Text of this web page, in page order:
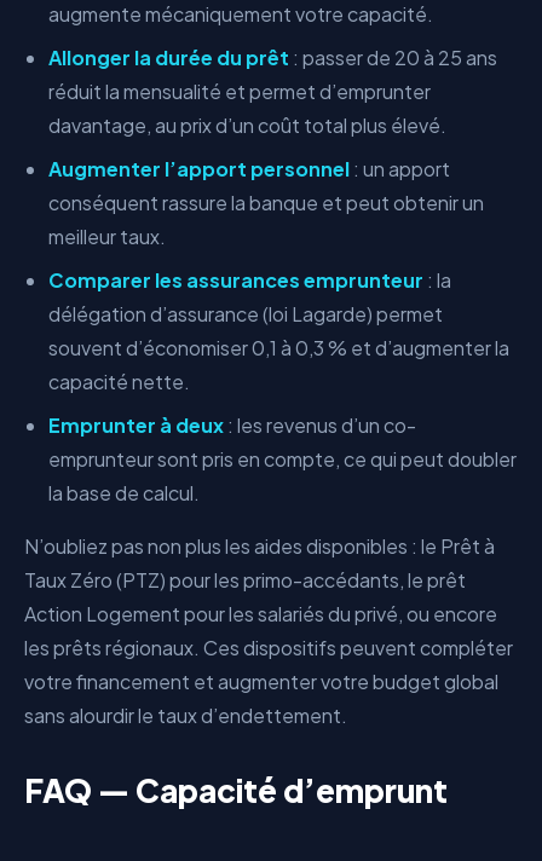
augmente mécaniquement votre capacité.
Allonger la durée du prêt : passer de 20 à 25 ans
réduit la mensualité et permet d’emprunter
davantage, au prix d’un coût total plus élevé.
Augmenter l’apport personnel: un apport
conséquent rassure la banque et peut obtenir un
meilleur taux.
Comparer les assurances emprunteur : la
délégation d’assurance (loi Lagarde) permet
souvent d’économiser 0,1 à 0,3 % et d’augmenter la
capacité nette.
Emprunter à deux: les revenus d’un co-
emprunteur sont pris en compte, ce qui peut doubler
la base de calcul.
N’oubliez pas non plus les aides disponibles : le Prêt à
Taux Zéro (PTZ) pour les primo-accédants, le prêt
Action Logement pour les salariés du privé, ou encore
les prêts régionaux. Ces dispositifs peuvent compléter
votre financement et augmenter votre budget global
sans alourdir le taux d’endettement.
FAQ — Capacité d’emprunt